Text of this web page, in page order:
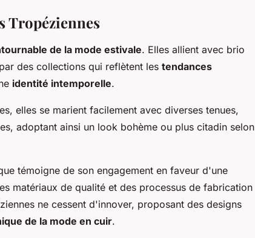
Tropéziennes
de la mode estivale. Elles allient avec brio
des collections qui reflètent les tendances
identité intemporelle.
elles se marient facilement avec diverses tenues,
adoptant ainsi un look bohème ou plus citadin selon
témoigne de son engagement en faveur d'une
matériaux de qualité et des processus de fabrication
ne cessent d'innover, proposant des designs
de la mode en cuir.